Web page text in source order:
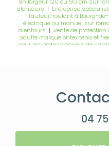
alentours | Entreprise
fauteuil roulant à Bourg-de-
électrique ou manuel sur
alentours | vente de
adulte marque ontex tena et
pour les professionnels de
siège de douche à domicile sur
vente de fautezuil
Location lit médicalisé avec
location
dossier fixe ou inclinable sur
04